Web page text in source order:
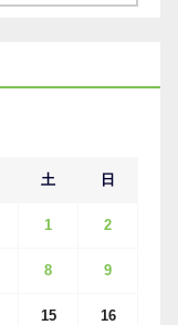
土 日
1 2
8 9
15 16